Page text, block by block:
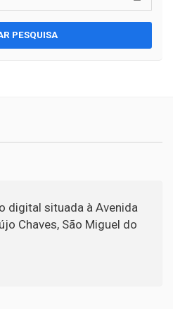
PESQUISA
digital situada à Avenida
Chaves, São Miguel do